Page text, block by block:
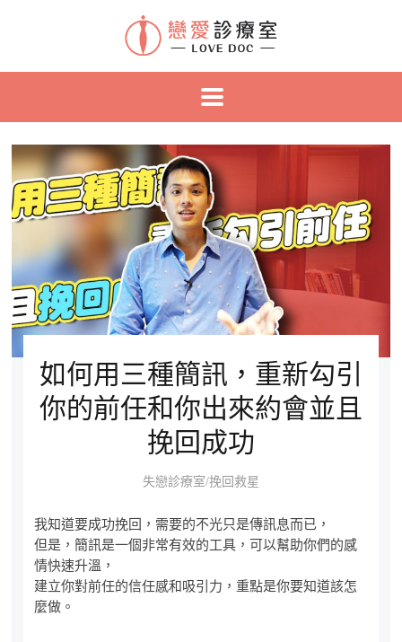
如何用三種簡訊，重新勾引
你的前任和你出來約會並且
挽回成功
失戀診療室/挽回救星
我知道要成功挽回，需要的不光只是傳訊息而已，
但是，簡訊是一個非常有效的工具，可以幫助你們的感
情快速升溫，
建立你對前任的信任感和吸引力，重點是你要知道該怎
麼做。